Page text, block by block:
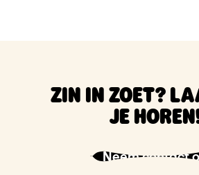
ZIN IN ZOET?
JE
Neem contact